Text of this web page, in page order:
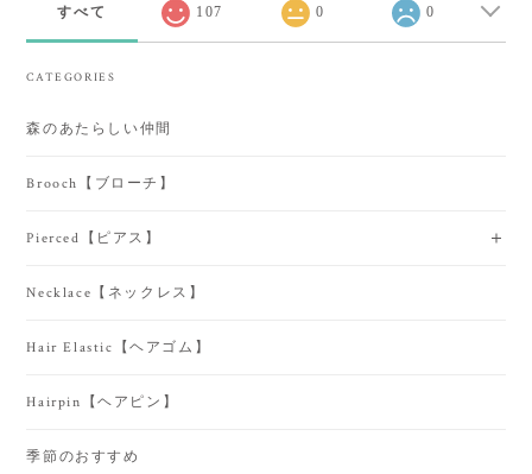
すべて 107 0 0
CATEGORIES
森のあたらしい仲間
Brooch【ブローチ】
Pierced【ピアス】
Necklace【ネックレス】
Hair Elastic【ヘアゴム】
Hairpin【ヘアピン】
季節のおすすめ